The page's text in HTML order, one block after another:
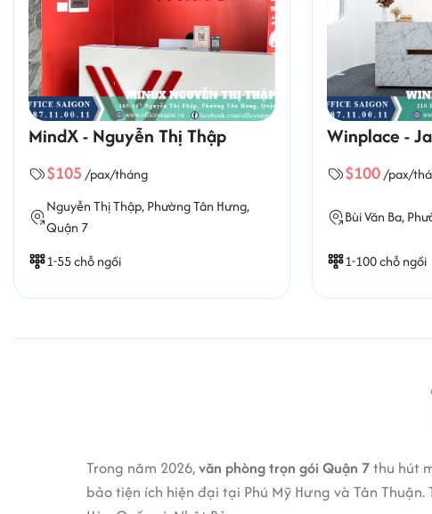
MindX - Nguyễn Thị Thập
$105/pax/tháng
Nguyễn Thị Thập,Phường Tân Hưng,
Quận 7
1-55 chỗ ngồi
Winplace -
$100/pax/
Bùi Văn Ba,
1-100 chỗ ngồi
Trong năm 2026,văn phòng trọn gói Quận 7thu hút
bảo tiện ích hiện đại tại Phú Mỹ Hưng và Tân